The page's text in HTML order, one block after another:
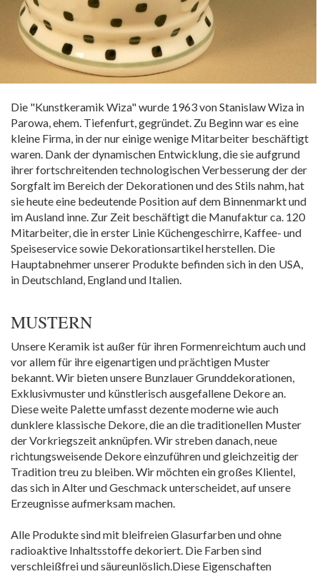
Die "Kunstkeramik Wiza" wurde 1963 von Stanislaw Wiza in
Parowa, ehem. Tiefenfurt, gegründet. Zu Beginn war es eine
kleine Firma, in der nur einige wenige Mitarbeiter beschäftigt
waren. Dank der dynamischen Entwicklung, die sie aufgrund
ihrer fortschreitenden technologischen Verbesserung der der
Sorgfalt im Bereich der Dekorationen und des Stils nahm, hat
sie heute eine bedeutende Position auf dem Binnenmarkt und
im Ausland inne. Zur Zeit beschäftigt die Manufaktur ca. 120
Mitarbeiter, die in erster Linie Küchengeschirre, Kaffee- und
Speiseservice sowie Dekorationsartikel herstellen. Die
Hauptabnehmer unserer Produkte befinden sich in den USA,
in Deutschland, England und Italien.
MUSTERN
Unsere Keramik ist außer für ihren Formenreichtum auch und
vor allem für ihre eigenartigen und prächtigen Muster
bekannt. Wir bieten unsere Bunzlauer Grunddekorationen,
Exklusivmuster und künstlerisch ausgefallene Dekore an.
Diese weite Palette umfasst dezente moderne wie auch
dunklere klassische Dekore, die an die traditionellen Muster
der Vorkriegszeit anknüpfen. Wir streben danach, neue
richtungsweisende Dekore einzuführen und gleichzeitig der
Tradition treu zu bleiben. Wir möchten ein großes Klientel,
das sich in Alter und Geschmack unterscheidet, auf unsere
Erzeugnisse aufmerksam machen.
Alle Produkte sind mit bleifreien Glasurfarben und ohne
radioaktive Inhaltsstoffe dekoriert. Die Farben sind
verschleißfrei und säureunlöslich.Diese Eigenschaften